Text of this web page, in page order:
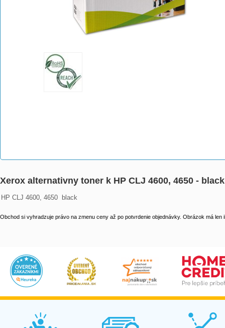
Xerox alternativny toner k HP CLJ 4600, 4650 -
HP CLJ 4600, 4650  black
Obchod si vyhradzuje právo na zmenu ceny až po potvrdenie objednávky. Obrázok má len